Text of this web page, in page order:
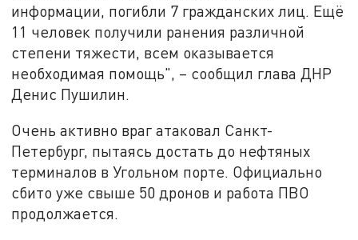
информации, погибли 7 гражданских лиц. Ещё
11 человек получили ранения различной
степени тяжести, всем оказывается
необходимая помощь", – сообщил глава ДНР
Денис Пушилин.
Очень активно враг атаковал Санкт-
Петербург, пытаясь достать до нефтяных
терминалов в Угольном порте. Официально
сбито уже свыше 50 дронов и работа ПВО
продолжается.